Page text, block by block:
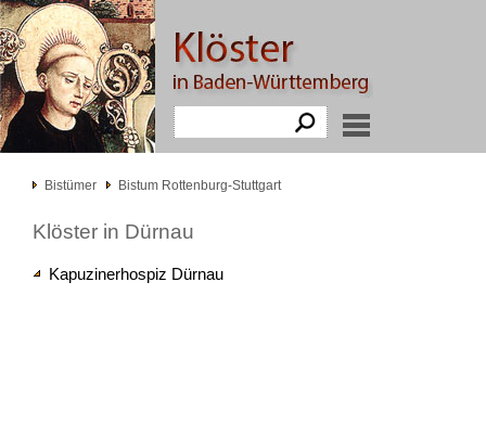
Bistümer Bistum Rottenburg-Stuttgart
Klöster in Dürnau
Kapuzinerhospiz Dürnau